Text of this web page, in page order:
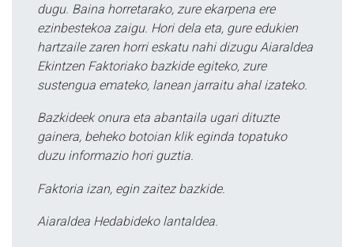
dugu. Baina horretarako, zure ekarpena ere
ezinbestekoa zaigu. Hori dela eta, gure edukien
hartzaile zaren horri eskatu nahi dizugu Aiaraldea
Ekintzen Faktoriako bazkide egiteko, zure
sustengua emateko, lanean jarraitu ahal izateko.
Bazkideek onura eta abantaila ugari dituzte
gainera, beheko botoian klik eginda topatuko
duzu informazio hori guztia.
Faktoria izan, egin zaitez bazkide.
Aiaraldea Hedabideko lantaldea.